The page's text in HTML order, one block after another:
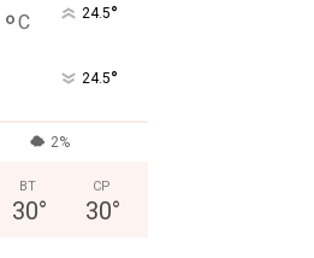
°C 24.5°
24.5°
2%
ВТ
30°
СР
30°